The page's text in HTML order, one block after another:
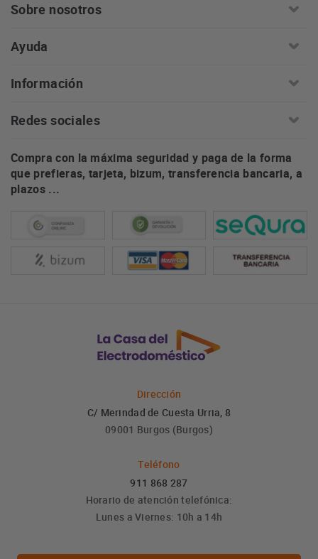
Sobre nosotros
Ayuda
Información
Redes sociales
Compra con la máxima seguridad y paga de la forma
que prefieras, tarjeta, bizum, transferencia bancaria, a
plazos ...
Dirección
C/ Merindad de Cuesta Urria, 8
09001 Burgos (Burgos)
Teléfono
911 868 287
Horario de atención telefónica:
Lunes a Viernes: 10h a 14h